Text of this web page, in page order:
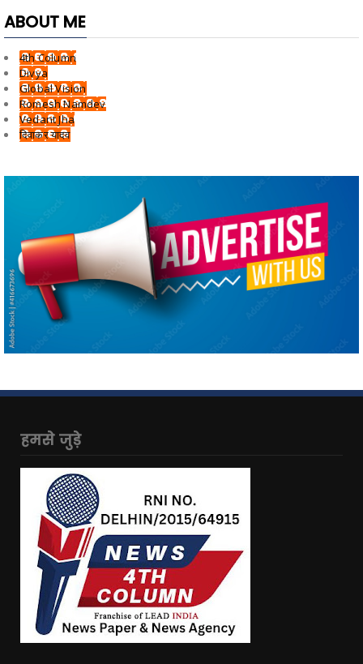
ABOUT ME
4th Column
Divya
Global Vision
Romesh Namdev
Vedant Jha
दिवाकर यादव
हमसे जुड़े